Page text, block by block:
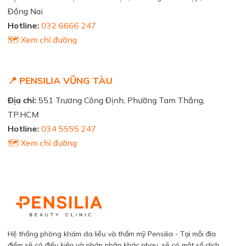
Đồng Nai
Hotline: 032 6666 247
🗺️ Xem chỉ đường
📍 PENSILIA VŨNG TÀU
Địa chỉ: 551 Trương Công Định, Phường Tam Thắng,
TP.HCM
Hotline: 034 5555 247
🗺️ Xem chỉ đường
Hệ thống phòng khám da liễu và thẩm mỹ Pensilia - Tại mỗi địa